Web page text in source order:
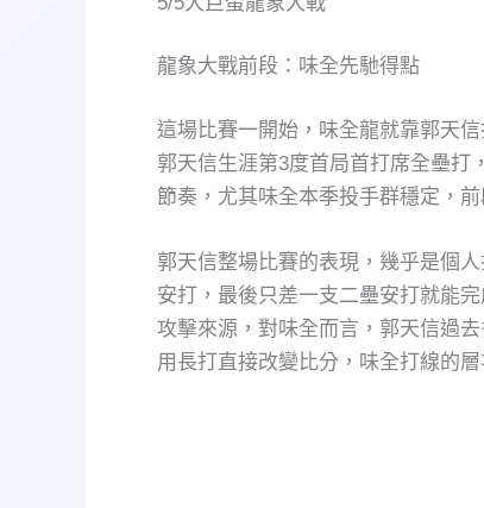
龍象大戰前段：味全先馳得點
這場比賽一開始，味全龍就靠郭天
郭天信生涯第3度首局首打席全壘打
節奏，尤其味全本季投手群穩定，
郭天信整場比賽的表現，幾乎是個
安打，最後只差一支二壘安打就能
攻擊來源，對味全而言，郭天信過
用長打直接改變比分，味全打線的層